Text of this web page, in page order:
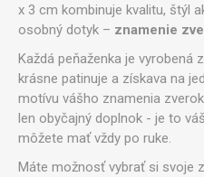
x 3 cm kombinuje kvalitu, štýl
osobný dotyk – znamenie
Každá peňaženka je vyrobená z
krásne patinuje a získava na
motívu vášho znamenia
len obyčajný doplnok - je to
môžete mať vždy po ruke.
Máte možnosť vybrať si svoje